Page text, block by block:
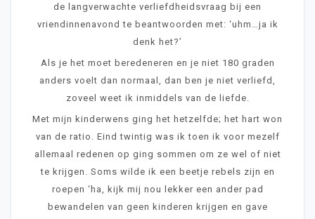
de langverwachte verliefdheidsvraag bij een
vriendinnenavond te beantwoorden met: ‘uhm…ja ik
denk het?’
Als je het moet beredeneren en je niet 180 graden
anders voelt dan normaal, dan ben je niet verliefd,
zoveel weet ik inmiddels van de liefde.
Met mijn kinderwens ging het hetzelfde; het hart won
van de ratio. Eind twintig was ik toen ik voor mezelf
allemaal redenen op ging sommen om ze wel of niet
te krijgen. Soms wilde ik een beetje rebels zijn en
roepen ‘ha, kijk mij nou lekker een ander pad
bewandelen van geen kinderen krijgen en gave